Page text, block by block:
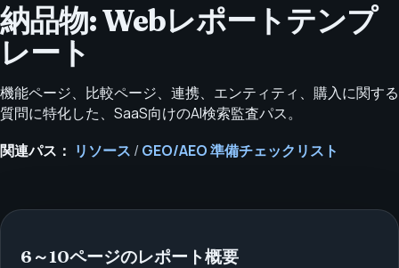
納品物: Webレポートテンプ
レート
機能ページ、比較ページ、連携、エンティティ、購入に関する
質問に特化した、SaaS向けのAI検索監査パス。
関連パス： リソース / GEO/AEO 準備チェックリスト
6～10ページのレポート概要